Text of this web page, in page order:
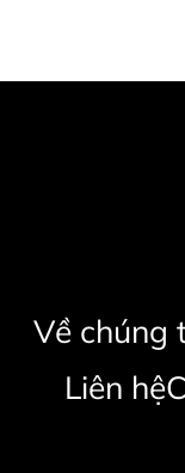
Về chúng
Liên hệ